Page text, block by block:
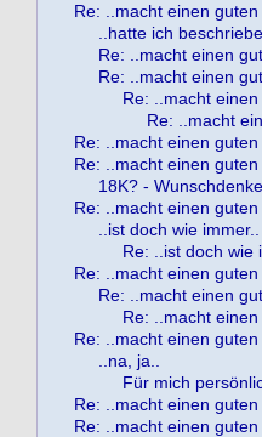
Re: ..macht einen guten
..hatte ich
Re: ..macht einen
Re: ..macht einen
Re: ..macht einen
Re: ..macht
Re: ..macht einen guten
Re: ..macht einen guten
18K? -
Re: ..macht einen guten
..ist doch wie immer..
Re: ..ist doch wie
Re: ..macht einen guten
Re: ..macht einen
Re: ..macht einen
Re: ..macht einen guten
..na, ja..
Für mich
Re: ..macht einen guten
Re: ..macht einen guten